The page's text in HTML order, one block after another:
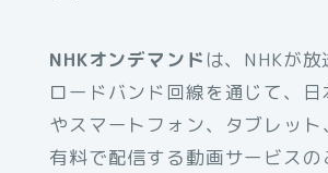
NHKオンデマンド は、NHKが
ロードバンド回線を通じて、日
やスマートフォン、タブレッ
有料で配信する動画サービス